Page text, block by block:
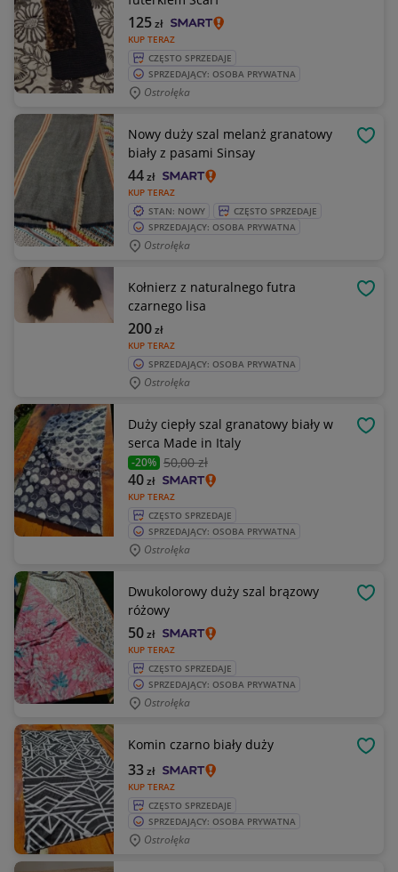
KUP TERAZ
125zł
CZĘSTO SPRZEDAJE
SPRZEDAJĄCY: OSOBA PRYWATNA
Ostrołęka
Nowy duży szal melanż granatowy
biały z pasami Sinsay
KUP TERAZ
44zł
STAN: NOWY
CZĘSTO SPRZEDAJE
SPRZEDAJĄCY: OSOBA PRYWATNA
Ostrołęka
Kołnierz z naturalnego futra
czarnego lisa
KUP TERAZ
200zł
SPRZEDAJĄCY: OSOBA PRYWATNA
Ostrołęka
Duży ciepły szal granatowy biały w
serca Made in Italy
-20% 50,00 zł
KUP TERAZ
40zł
CZĘSTO SPRZEDAJE
SPRZEDAJĄCY: OSOBA PRYWATNA
Ostrołęka
Dwukolorowy duży szal brązowy
różowy
KUP TERAZ
50zł
CZĘSTO SPRZEDAJE
SPRZEDAJĄCY: OSOBA PRYWATNA
Ostrołęka
Komin czarno biały duży
KUP TERAZ
33zł
CZĘSTO SPRZEDAJE
SPRZEDAJĄCY: OSOBA PRYWATNA
Ostrołęka